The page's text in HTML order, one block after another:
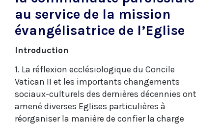
au service de la mission
évangélisatrice de l’Eglise
Introduction
1. La réflexion ecclésiologique du Concile
Vatican II et les importants changements
sociaux-culturels des dernières décennies ont
amené diverses Eglises particulières à
réorganiser la manière de confier la charge